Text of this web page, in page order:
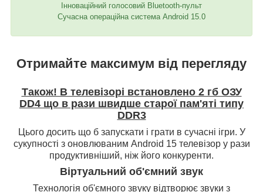
Інноваційний голосовий Bluetooth-пульт
Сучасна операційна система Android 15.0
Отримайте максимум від перегляду
Також! В телевізорі встановлено 2 гб ОЗУ
DD4 що в рази швидше старої пам'яті типу
DDR3
Цього досить що б запускати і грати в сучасні ігри. У
сукупності з оновлюваним Android 15 телевізор у рази
продуктивніший, ніж його конкуренти.
Віртуальний об'ємний звук
Технологія об'ємного звуку відтворює звуки з